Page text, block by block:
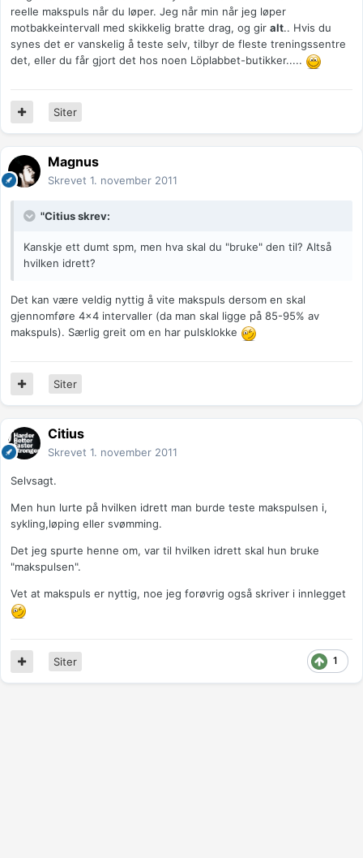
reelle makspuls når du løper. Jeg når min når jeg løper
motbakkeintervall med skikkelig bratte drag, og gir alt.. Hvis du
synes det er vanskelig å teste selv, tilbyr de fleste treningssentre
det, eller du får gjort det hos noen Löplabbet-butikker.....
Siter
Magnus
Skrevet 1. november 2011
"Citius skrev:
Kanskje ett dumt spm, men hva skal du "bruke" den til? Altså
hvilken idrett?
Det kan være veldig nyttig å vite makspuls dersom en skal
gjennomføre 4x4 intervaller (da man skal ligge på 85-95% av
makspuls). Særlig greit om en har pulsklokke
Siter
Citius
Skrevet 1. november 2011
Selvsagt.
Men hun lurte på hvilken idrett man burde teste makspulsen i,
sykling,løping eller svømming.
Det jeg spurte henne om, var til hvilken idrett skal hun bruke
"makspulsen".
Vet at makspuls er nyttig, noe jeg forøvrig også skriver i innlegget
1
Siter